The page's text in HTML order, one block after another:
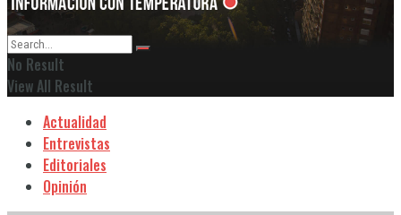
No Result
View All Result
Actualidad
Entrevistas
Editoriales
Opinión